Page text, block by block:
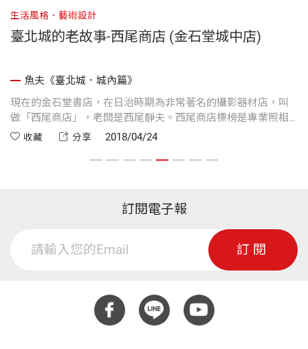
生活風格．藝術設計
臺北城的老故事-西尾商店 (金石堂城中店)
魚夫《臺北城．城內篇》
現在的金石堂書店，在日治時期為非常著名的攝影器材店，叫
做「西尾商店」，老闆是西尾靜夫。西尾商店標榜是專業照相
機病院，凡相機生病，保證「入院隨時，退院迅速」。
收藏 分享 2018/04/24
訂閱電子報
訂閱